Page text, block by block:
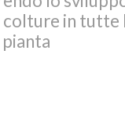
in tutte le